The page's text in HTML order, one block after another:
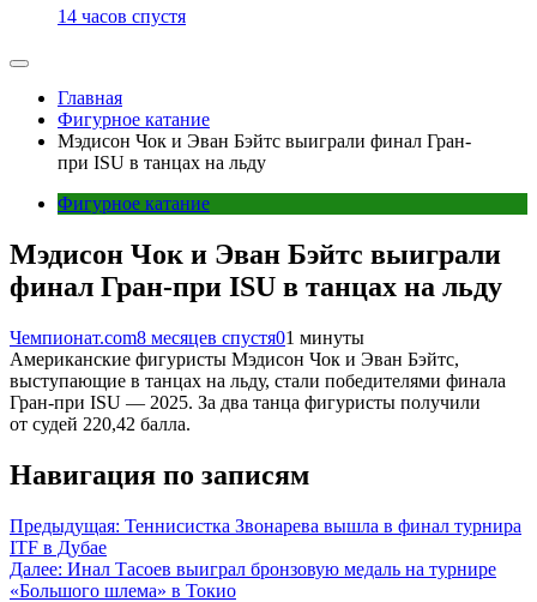
14 часов спустя
Главная
Фигурное катание
Мэдисон Чок и Эван Бэйтс выиграли финал Гран-
при ISU в танцах на льду
Фигурное катание
Мэдисон Чок и Эван Бэйтс выиграли
финал Гран-при ISU в танцах на льду
Чемпионат.com8 месяцев спустя01 минуты
Американские фигуристы Мэдисон Чок и Эван Бэйтс,
выступающие в танцах на льду, стали победителями финала
Гран-при ISU — 2025. За два танца фигуристы получили
от судей 220,42 балла.
Навигация по записям
Предыдущая: Теннисистка Звонарева вышла в финал турнира
ITF в Дубае
Далее: Инал Тасоев выиграл бронзовую медаль на турнире
«Большого шлема» в Токио